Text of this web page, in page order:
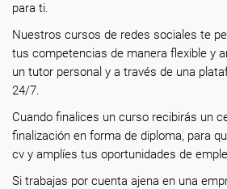
para ti.
Nuestros cursos de redes sociales te
tus competencias de manera flexible y
un tutor personal y a través de una
24/7.
Cuando finalices un curso recibirás un
finalización en forma de diploma, para
cv y amplíes tus oportunidades de
Si trabajas por cuenta ajena en una